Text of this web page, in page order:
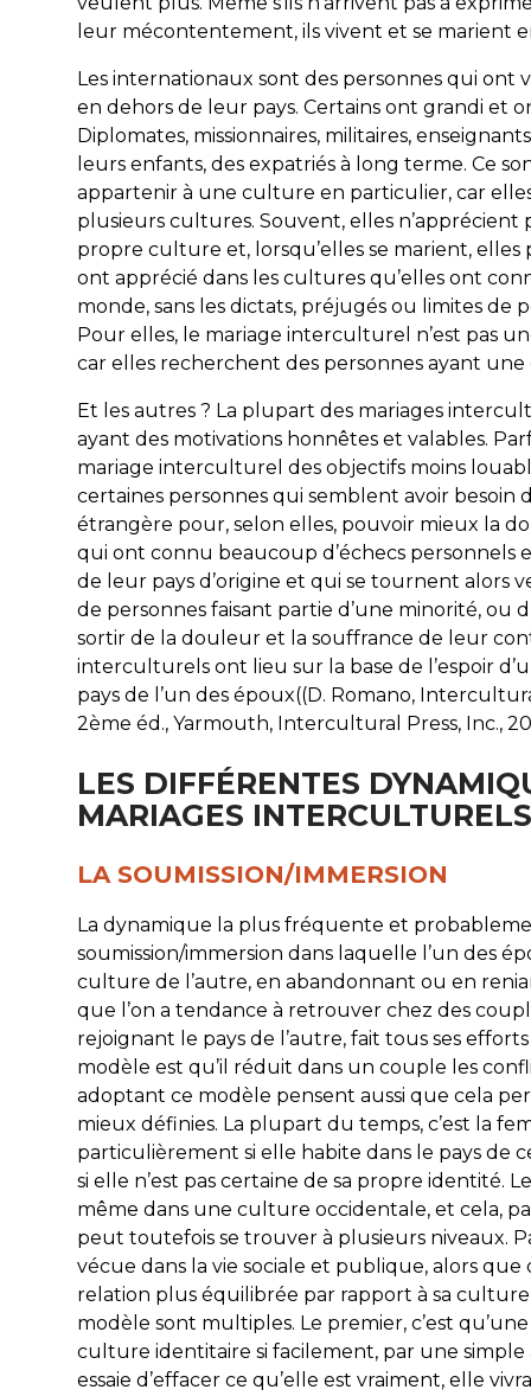
leur mécontentement, ils vivent et se
Les internationaux sont des personnes qui
en dehors de leur pays. Certains ont grandi et
Diplomates, missionnaires, militaires,
leurs enfants, des expatriés à long terme. Ce
appartenir à une culture en particulier, car
plusieurs cultures. Souvent, elles n’apprécient
propre culture et, lorsqu’elles se marient,
ont apprécié dans les cultures qu’elles ont
monde, sans les dictats, préjugés ou limites de
Pour elles, le mariage interculturel n’est pas
car elles recherchent des personnes ayant une
Et les autres ? La plupart des mariages
ayant des motivations honnêtes et valables.
mariage interculturel des objectifs moins
certaines personnes qui semblent avoir besoin
étrangère pour, selon elles, pouvoir mieux la
qui ont connu beaucoup d’échecs personnels
de leur pays d’origine et qui se tournent alors
de personnes faisant partie d’une minorité, ou
sortir de la douleur et la souffrance de leur
interculturels ont lieu sur la base de l’espoir
pays de l’un des époux((D. Romano,
2ème éd., Yarmouth, Intercultural Press, Inc.,
LES DIFFÉRENTES
MARIAGES INTERCULTURELS
LA SOUMISSION/IMMERSION
La dynamique la plus fréquente et
soumission/immersion dans laquelle l’un des
culture de l’autre, en abandonnant ou en
que l’on a tendance à retrouver chez des
rejoignant le pays de l’autre, fait tous ses
modèle est qu’il réduit dans un couple les
adoptant ce modèle pensent aussi que cela
mieux définies. La plupart du temps, c’est la
particulièrement si elle habite dans le pays de
si elle n’est pas certaine de sa propre identité.
même dans une culture occidentale, et cela,
peut toutefois se trouver à plusieurs niveaux.
vécue dans la vie sociale et publique, alors
relation plus équilibrée par rapport à sa culture
modèle sont multiples. Le premier, c’est
culture identitaire si facilement, par une simple
essaie d’effacer ce qu’elle est vraiment, elle